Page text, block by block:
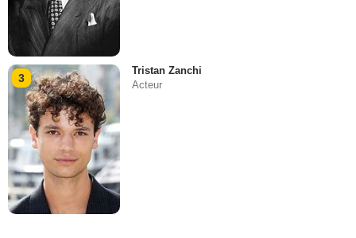
3
Tristan Zanchi
Acteur